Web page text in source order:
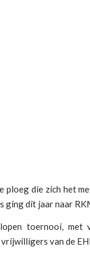
ploeg die zich het
dit jaar naar
toernooi, met
van de